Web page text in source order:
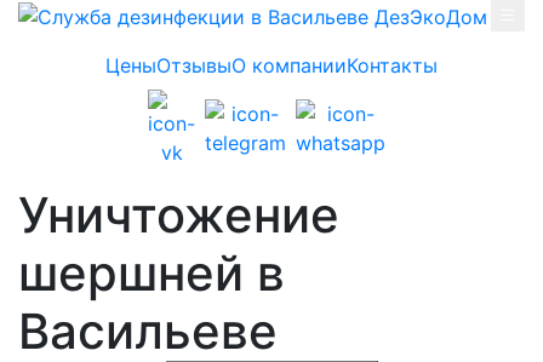
Skip to main content
ЦеныОтзывыО компанииКонтакты
Уничтожение
шершней в
Васильеве